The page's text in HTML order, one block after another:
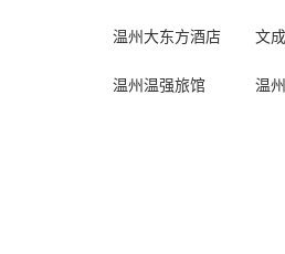
温州大东方酒店
温州温强旅馆 温